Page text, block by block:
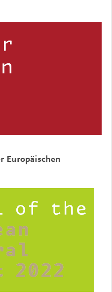
Europäischen